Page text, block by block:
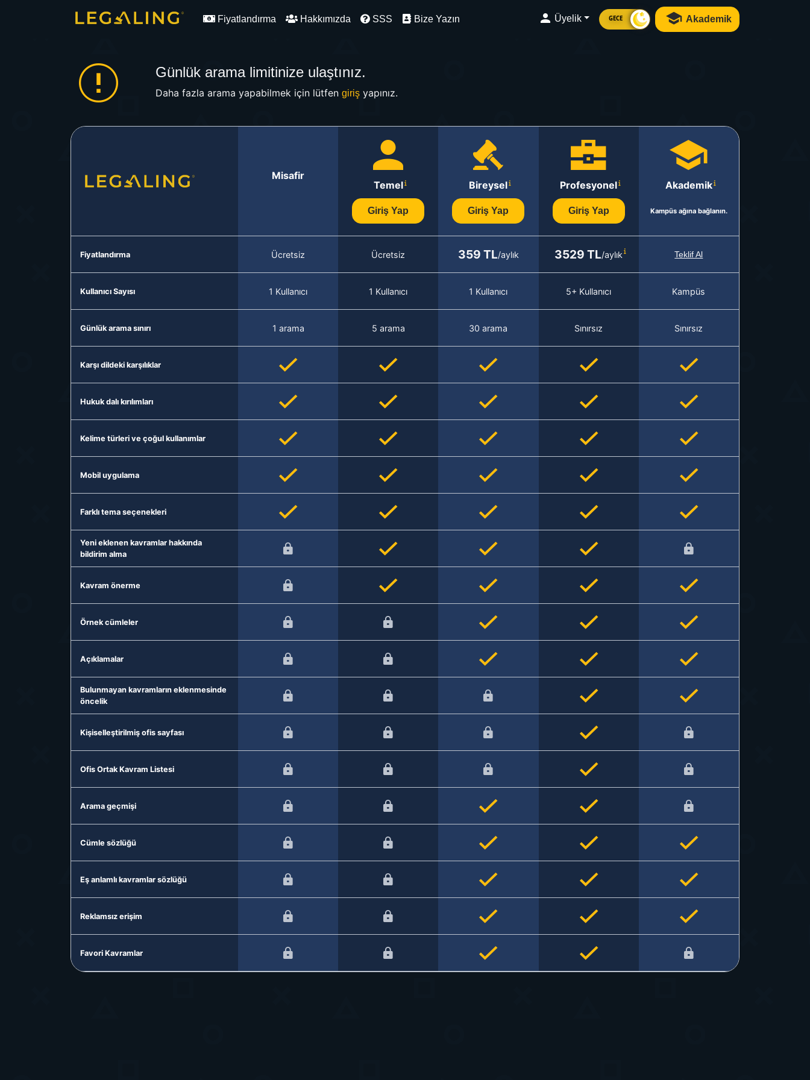
Fiyatlandırma Hakkımızda SSS Bize Yazın Üyelik GECE Akademik
Günlük arama limitinize ulaştınız.
Daha fazla arama yapabilmek için lütfen girişyapınız.
Misafir
Temel
Giriş Yap
Bireysel
Giriş Yap
Profesyonel
Giriş Yap
Akademik
Kampüs ağına bağlanın.
Fiyatlandırma Ücretsiz Ücretsiz 359 TL/aylık 3529 TL/aylık Teklif Al
Kullanıcı Sayısı 1 Kullanıcı 1 Kullanıcı 1 Kullanıcı 5+ Kullanıcı Kampüs
Günlük arama sınırı 1 arama 5 arama 30 arama Sınırsız Sınırsız
Karşı dildeki karşılıklar
Hukuk dalı kırılımları
Kelime türleri ve çoğul kullanımlar
Mobil uygulama
Farklı tema seçenekleri
Yeni eklenen kavramlar hakkında
bildirim alma
Kavram önerme
Örnek cümleler
Açıklamalar
Bulunmayan kavramların eklenmesinde
öncelik
Kişiselleştirilmiş ofis sayfası
Ofis Ortak Kavram Listesi
Arama geçmişi
Cümle sözlüğü
Eş anlamlı kavramlar sözlüğü
Reklamsız erişim
Favori Kavramlar